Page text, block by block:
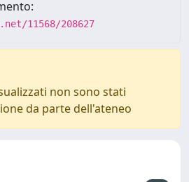
11568/208627
non sono stati
da parte dell'ateneo